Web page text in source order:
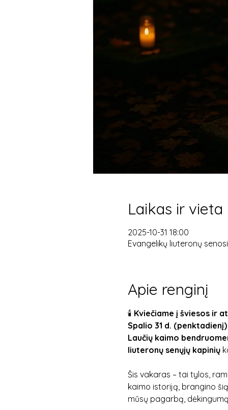
Laikas ir vieta
2025-10-31 18:00
Evangelikų liuteronų
Apie renginį
🕯️ Kviečiame į šviesos ir
Spalio 31 d.
Laučių kaimo
liuteronų senųjų kapinių
Šis vakaras – tai tylos,
kaimo istoriją, brangino
mūsų pagarbą,